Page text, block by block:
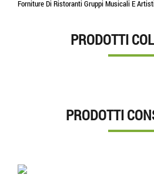
Forniture Di Ristoranti Gruppi Musicali E
PRODOTTI
PRODOTTI